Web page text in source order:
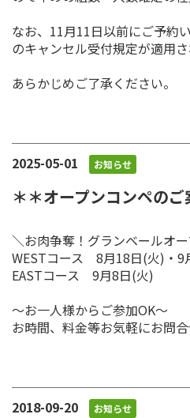
なお、11月11日以前にご予約
のキャンセル受付規定が適用さ
あらかじめご了承ください。
2025-05-01 お知らせ
＊＊オープンコンペのご
＼お肉争奪！グランベールオ
WESTコース 8月18日(火)・9
EASTコース 9月8日(火)
～お一人様からご参加OK～
お時間、料金等お気軽にお問
2018-09-20 お知らせ